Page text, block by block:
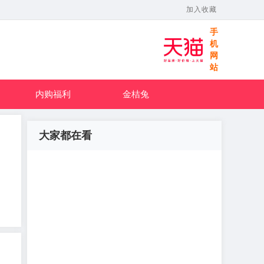
加入收藏
手
机
网
站
内购福利 金桔兔
大家都在看